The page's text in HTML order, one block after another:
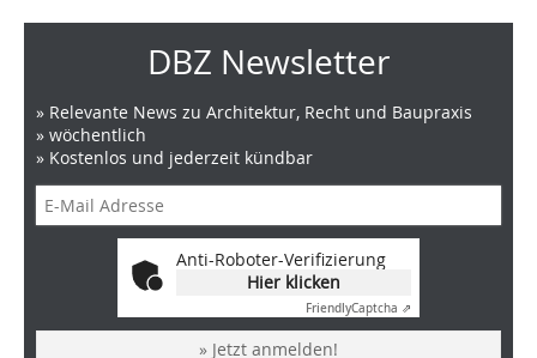
DBZ Newsletter
» Relevante News zu Architektur, Recht und Baupraxis
» wöchentlich
» Kostenlos und jederzeit kündbar
Anti-Roboter-Verifizierung
Hier klicken
FriendlyCaptcha ⇗
» Jetzt anmelden!